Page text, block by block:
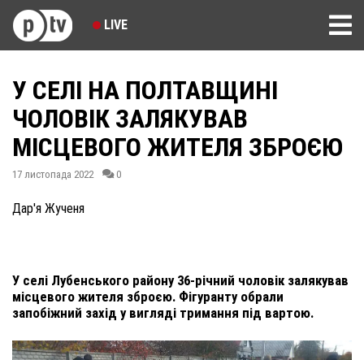
LIVE
У СЕЛІ НА ПОЛТАВЩИНІ
ЧОЛОВІК ЗАЛЯКУВАВ
МІСЦЕВОГО ЖИТЕЛЯ ЗБРОЄЮ
17 листопада 2022 0
Дар'я Жученя
У селі Лубенського району 36-річний чоловік залякував
місцевого жителя зброєю. Фігуранту обрали
запобіжний захід у вигляді тримання під вартою.